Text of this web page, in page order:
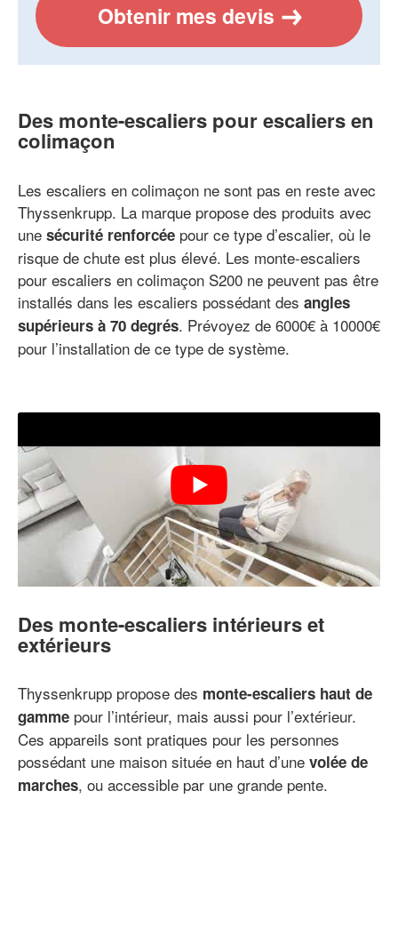
Obtenir mes devis
Des monte-escaliers pour escaliers en
colimaçon
Les escaliers en colimaçon ne sont pas en reste avec
Thyssenkrupp. La marque propose des produits avec
une sécurité renforcée pour ce type d’escalier, où le
risque de chute est plus élevé. Les monte-escaliers
pour escaliers en colimaçon S200 ne peuvent pas être
installés dans les escaliers possédant des angles
supérieurs à 70 degrés. Prévoyez de 6000€ à 10000€
pour l’installation de ce type de système.
Des monte-escaliers intérieurs et
extérieurs
Thyssenkrupp propose des monte-escaliers haut de
gamme pour l’intérieur, mais aussi pour l’extérieur.
Ces appareils sont pratiques pour les personnes
possédant une maison située en haut d’une volée de
marches, ou accessible par une grande pente.